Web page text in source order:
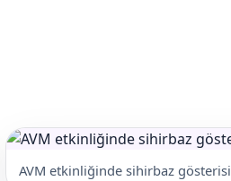
AVM etkinliğinde sihirbaz gösterisi